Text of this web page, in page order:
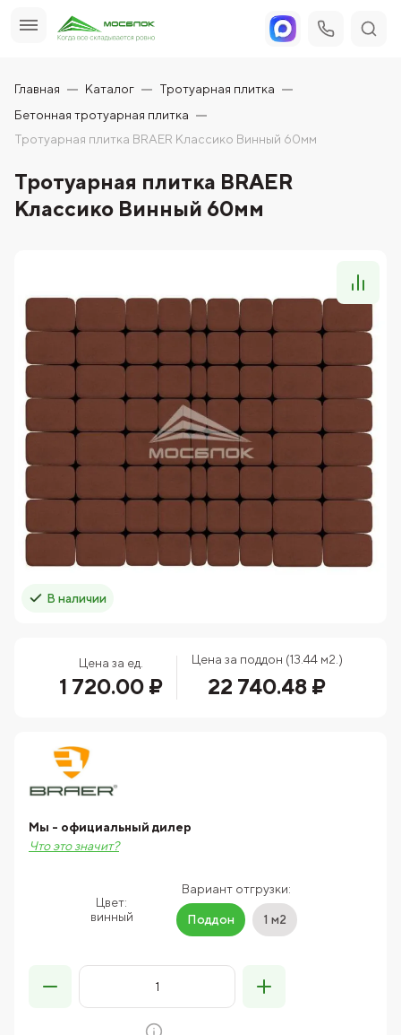
Главная Каталог
Тротуарная плитка
Бетонная тротуарная плитка
Тротуарная плитка BRAER Классико Винный 60мм
Тротуарная плитка BRAER
Классико Винный 60мм
В наличии
Цена за ед.
1 720.00 ₽
Цена за поддон (13.44 м2.)
22 740.48 ₽
Цвет:
винный
Вариант отгрузки:
Поддон 1 м2
Мы - официальный дилер
Что это значит?